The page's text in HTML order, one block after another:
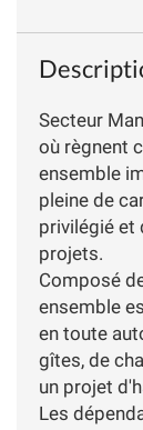
Secteur
où règnent
ensemble
pleine de
privilégié et
projets.
Composé
ensemble
en toute
gîtes, de
un projet
Les